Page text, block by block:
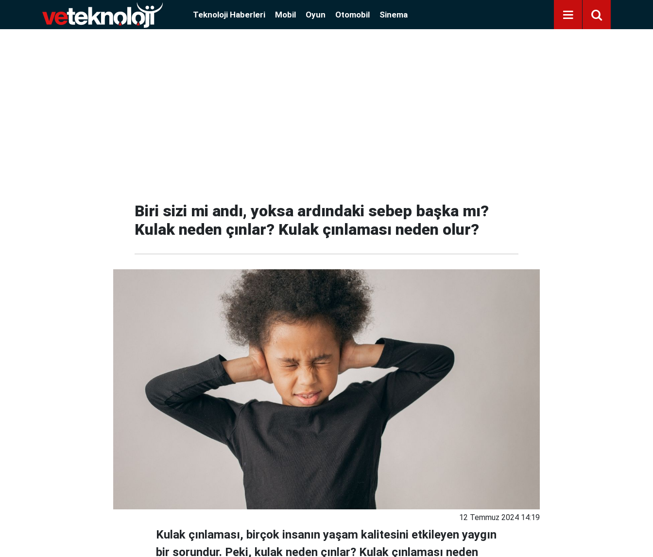
Teknoloji Haberleri Mobil Oyun Otomobil Sinema
Biri sizi mi andı, yoksa ardındaki sebep başka mı?
Kulak neden çınlar? Kulak çınlaması neden olur?
12 Temmuz 2024 14:19
Kulak çınlaması, birçok insanın yaşam kalitesini etkileyen yaygın
bir sorundur. Peki, kulak neden çınlar? Kulak çınlaması neden